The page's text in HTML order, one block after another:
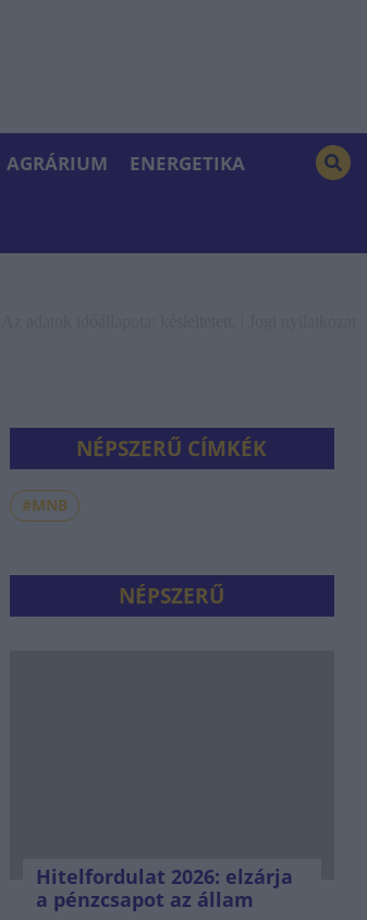
AGRÁRIUM ENERGETIKA
NÉPSZERŰ CÍMKÉK
#MNB
NÉPSZERŰ
Hitelfordulat 2026: elzárja
a pénzcsapot az állam